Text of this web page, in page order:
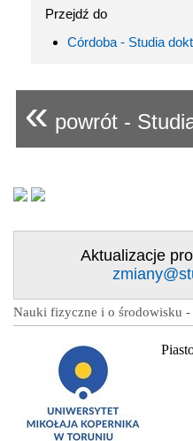
Przejdź do
Córdoba - Studia
« powrót -
Aktualizacje
Nauki fizyczne i o środowisku -